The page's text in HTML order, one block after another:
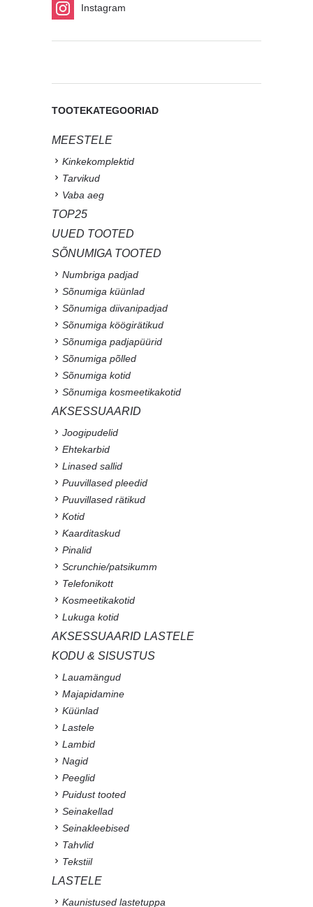
Instagram
TOOTEKATEGOORIAD
MEESTELE
Kinkekomplektid
Tarvikud
Vaba aeg
TOP25
UUED TOOTED
SÕNUMIGA TOOTED
Numbriga padjad
Sõnumiga küünlad
Sõnumiga diivanipadjad
Sõnumiga köögirätikud
Sõnumiga padjapüürid
Sõnumiga põlled
Sõnumiga kotid
Sõnumiga kosmeetikakotid
AKSESSUAARID
Joogipudelid
Ehtekarbid
Linased sallid
Puuvillased pleedid
Puuvillased rätikud
Kotid
Kaarditaskud
Pinalid
Scrunchie/patsikumm
Telefonikott
Kosmeetikakotid
Lukuga kotid
AKSESSUAARID LASTELE
KODU & SISUSTUS
Lauamängud
Majapidamine
Küünlad
Lastele
Lambid
Nagid
Peeglid
Puidust tooted
Seinakellad
Seinakleebised
Tahvlid
Tekstiil
LASTELE
Kaunistused lastetuppa